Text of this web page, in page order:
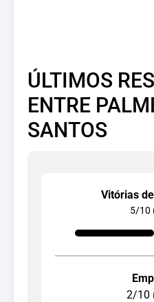
ÚLTIMOS
ENTRE
SANTOS
Vitórias
5/10
2/10